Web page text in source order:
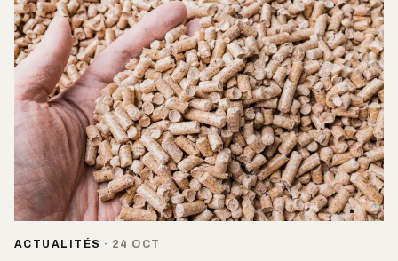
ACTUALITÉS · 24 OCT